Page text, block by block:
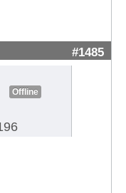
#1485
Offline